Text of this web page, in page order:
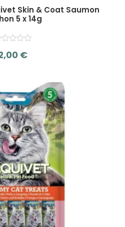
Skin & Coat Saumon
5 x 14g
€